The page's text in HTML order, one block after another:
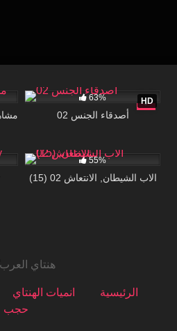
HD
63%
أصدقاء الجنس 02
55%
(15) الاب الشيطان, الانتعاش 02
الرئيسية انميات الهنتاي
حجب